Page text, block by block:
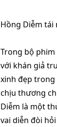
Hồng Diễm tái
Trong bộ phim
với khán giả
xinh đẹp
chịu thương
Diễm là một
vai diễn đòi